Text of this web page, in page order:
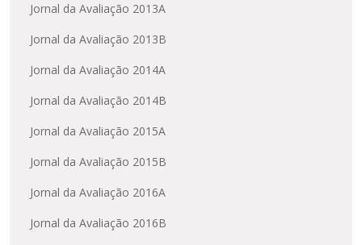
Jornal da Avaliação 2013A
Jornal da Avaliação 2013B
Jornal da Avaliação 2014A
Jornal da Avaliação 2014B
Jornal da Avaliação 2015A
Jornal da Avaliação 2015B
Jornal da Avaliação 2016A
Jornal da Avaliação 2016B